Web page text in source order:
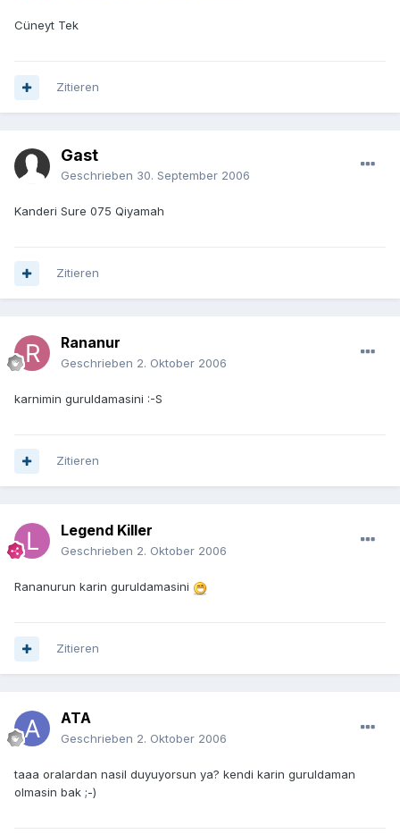
Cüneyt Tek
Zitieren
Gast
Geschrieben 30. September 2006
Kanderi Sure 075 Qiyamah
Zitieren
Rananur
Geschrieben 2. Oktober 2006
karnimin guruldamasini :-S
Zitieren
Legend Killer
Geschrieben 2. Oktober 2006
Rananurun karin guruldamasini
Zitieren
ATA
Geschrieben 2. Oktober 2006
taaa oralardan nasil duyuyorsun ya? kendi karin guruldaman
olmasin bak ;-)